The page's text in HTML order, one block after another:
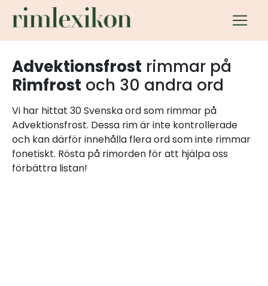
Advektionsfrost rimmar på
Rimfrost och 30 andra ord
Vi har hittat 30 Svenska ord som rimmar på
Advektionsfrost. Dessa rim är inte kontrollerade
och kan därför innehålla flera ord som inte rimmar
fonetiskt. Rösta på rimorden för att hjälpa oss
förbättra listan!